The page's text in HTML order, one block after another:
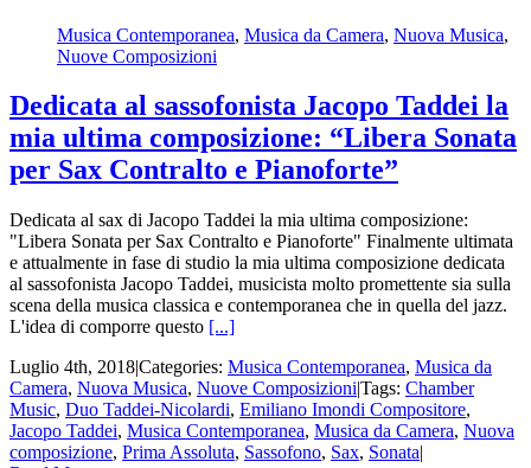
Musica Contemporanea, Musica da Camera, Nuova Musica,
Nuove Composizioni
Dedicata al sassofonista Jacopo Taddei la
mia ultima composizione: “Libera Sonata
per Sax Contralto e Pianoforte”
Dedicata al sax di Jacopo Taddei la mia ultima composizione:
"Libera Sonata per Sax Contralto e Pianoforte" Finalmente ultimata
e attualmente in fase di studio la mia ultima composizione dedicata
al sassofonista Jacopo Taddei, musicista molto promettente sia sulla
scena della musica classica e contemporanea che in quella del jazz.
L'idea di comporre questo [...]
Luglio 4th, 2018|Categories: Musica Contemporanea, Musica da
Camera, Nuova Musica, Nuove Composizioni|Tags: Chamber
Music, Duo Taddei-Nicolardi, Emiliano Imondi Compositore,
Jacopo Taddei, Musica Contemporanea, Musica da Camera, Nuova
composizione, Prima Assoluta, Sassofono, Sax, Sonata|